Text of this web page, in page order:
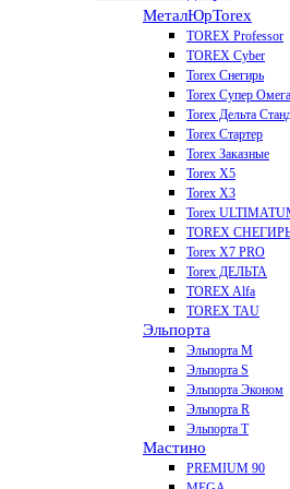
МеталЮрTorex
TOREX Professor
TOREX Cyber
Torex Снегирь
Torex Супер Омега
Torex Дельта
Torex Стартер
Torex Заказные
Torex Х5
Torex Х3
Torex
TOREX
Torex X7 PRO
Torex ДЕЛЬТА
TOREX Alfa
TOREX TAU
Эльпорта
Эльпорта M
Эльпорта S
Эльпорта Эконом
Эльпорта R
Эльпорта Т
Мастино
PREMIUM 90